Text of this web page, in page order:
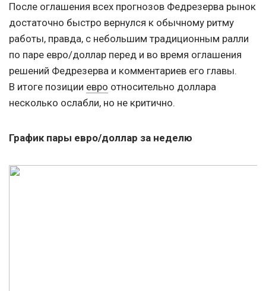
После оглашения всех прогнозов Федрезерва рынок
достаточно быстро вернулся к обычному ритму
работы, правда, с небольшим традиционным ралли
по паре евро/доллар перед и во время оглашения
решений Федрезерва и комментариев его главы.
В итоге позиции евро относительно доллара
несколько ослабли, но не критично.
График пары евро/доллар за неделю